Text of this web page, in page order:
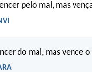
pelo mal, mas
do mal, mas vence